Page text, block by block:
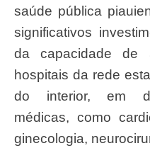
saúde pública
significativos
da capacidade de
hospitais da rede
do interior, em
médicas, como
ginecologia,